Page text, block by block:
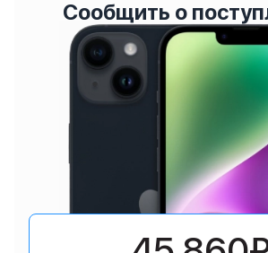
Сообщить о